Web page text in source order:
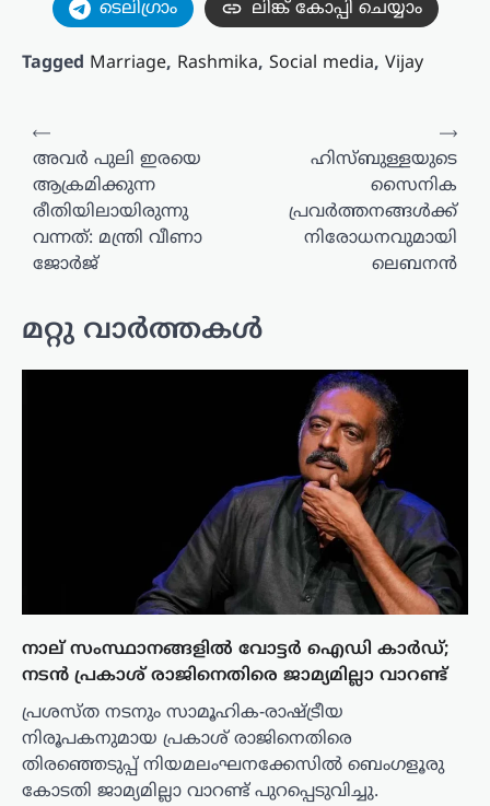
ടെലിഗ്രാം ലിങ്ക് കോപ്പി ചെയ്യാം
Tagged Marriage, Rashmika, Social media, Vijay
പോസ്റ്റുകളിലൂടെ
⟵
അവർ പുലി ഇരയെ
ആക്രമിക്കുന്ന
രീതിയിലായിരുന്നു
വന്നത്: മന്ത്രി വീണാ
ജോർജ്
ഹിസ്ബുള്ളയുടെ
സൈനിക
പ്രവർത്തനങ്ങൾക്ക്
നിരോധനവുമായി
ലെബനൻ
⟶
മറ്റു വാർത്തകൾ
നാല് സംസ്ഥാനങ്ങളിൽ വോട്ടർ ഐഡി കാർഡ്;
നടൻ പ്രകാശ് രാജിനെതിരെ ജാമ്യമില്ലാ വാറണ്ട്
പ്രശസ്ത നടനും സാമൂഹിക-രാഷ്ട്രീയ
നിരൂപകനുമായ പ്രകാശ് രാജിനെതിരെ
തിരഞ്ഞെടുപ്പ് നിയമലംഘനക്കേസിൽ ബെംഗളൂരു
കോടതി ജാമ്യമില്ലാ വാറണ്ട് പുറപ്പെടുവിച്ചു.